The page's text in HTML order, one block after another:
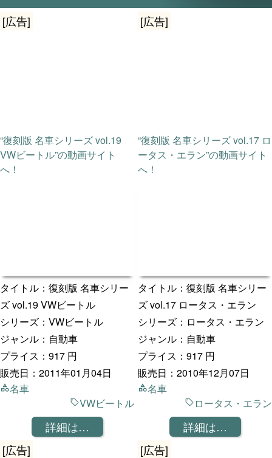
[広告]
“復刻版 名車シリーズ vol.19
VWビートル”の動画サイト
へ！
タイトル：復刻版 名車シリー
ズ vol.19 VWビートル
シリーズ：VWビートル
ジャンル：自動車
プライス：917 円
販売日：2011年01月04日
名車
VWビートル
詳細は…
[広告]
“復刻版 名車シリーズ vol.17 ロ
ータス・エラン”の動画サイト
へ！
タイトル：復刻版 名車シリー
ズ vol.17 ロータス・エラン
シリーズ：ロータス・エラン
ジャンル：自動車
プライス：917 円
販売日：2010年12月07日
名車
ロータス・エラン
詳細は…
[広告]
[広告]